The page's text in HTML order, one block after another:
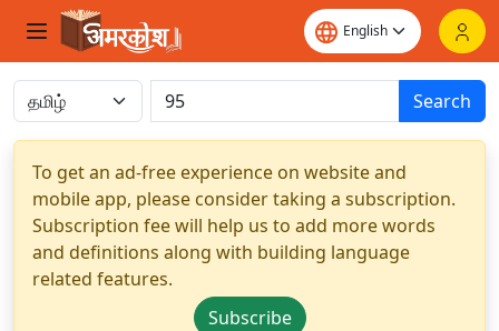
Search
To get an ad-free experience on website and
mobile app, please consider taking a subscription.
Subscription fee will help us to add more words
and definitions along with building language
related features.
Subscribe